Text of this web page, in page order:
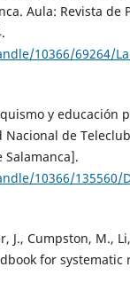
Aula: Revista de
10366/69264/
y educación
de
10366/135560/
J., Cumpston, M.,
for systematic